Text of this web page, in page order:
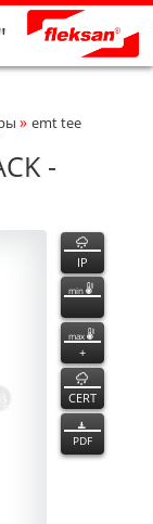
» emt tee
-
функции
IP
min
max
+
CERT
PDF